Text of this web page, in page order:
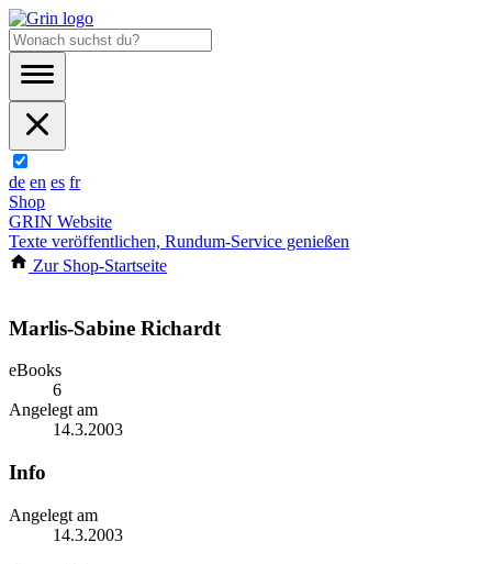
de en es fr
Shop
GRIN Website
Texte veröffentlichen, Rundum-Service genießen
Zur Shop-Startseite
Marlis-Sabine Richardt
eBooks
6
Angelegt am
14.3.2003
Info
Angelegt am
14.3.2003